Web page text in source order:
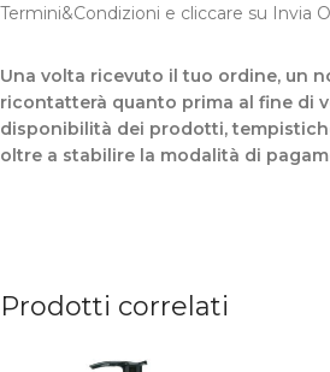
Termini&Condizioni e cliccare su Invia
Una volta ricevuto il tuo ordine, un
ricontatterà quanto prima al fine di
disponibilità dei prodotti,
oltre a stabilire la modalità di
Prodotti correlati